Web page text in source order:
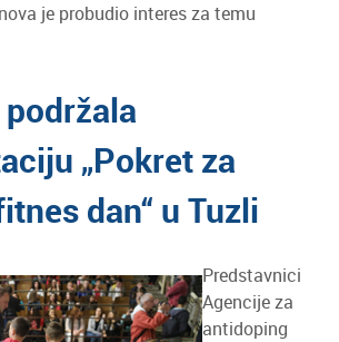
je probudio interes za temu
„Pokret za
dan“ u Tuzli
Predstavnici
Agencije za
antidoping